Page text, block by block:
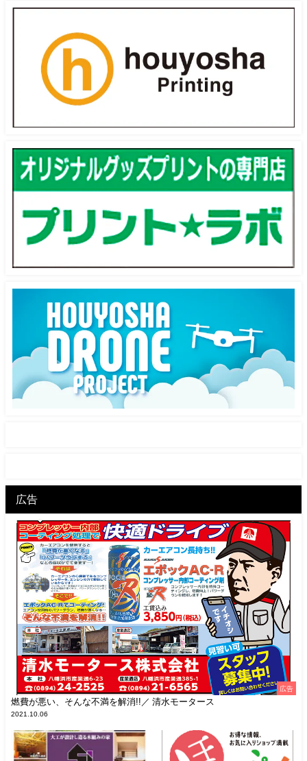
広告
広告
燃費が悪い、そんな不満を解消!!／ 清水モータース
2021.10.06